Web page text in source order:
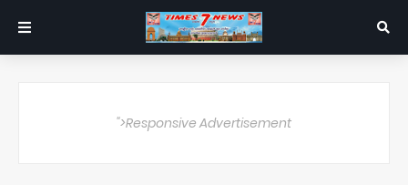
">Responsive Advertisement